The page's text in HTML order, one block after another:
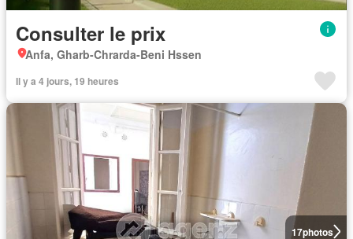
Consulter le prix
Anfa, Gharb-Chrarda-Beni Hssen
Il y a 4 jours, 19 heures
17photos